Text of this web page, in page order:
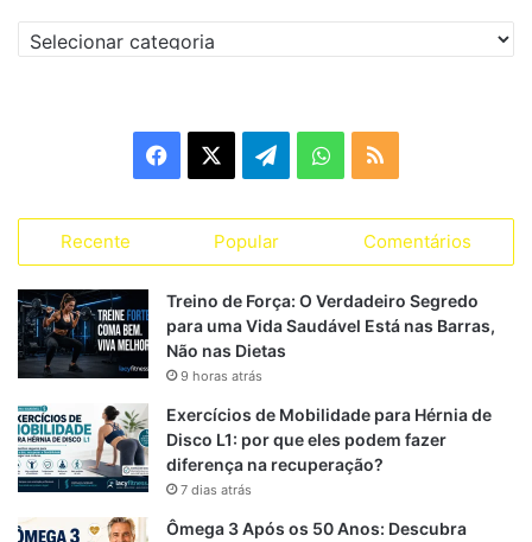
a
e
b
o
k
e
g
a
W
t
p
S
Recente Popular Comentários
Treino de Força: O Verdadeiro Segredo
para uma Vida Saudável Está nas Barras,
Não nas Dietas
9 horas atrás
Exercícios de Mobilidade para Hérnia de
Disco L1: por que eles podem fazer
diferença na recuperação?
7 dias atrás
Ômega 3 Após os 50 Anos: Descubra